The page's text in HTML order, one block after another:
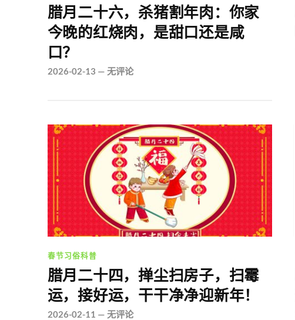
腊月二十六，杀猪割年肉：你家
今晚的红烧肉，是甜口还是咸
口？
2026-02-13 — 无评论
春节习俗科普
腊月二十四，掸尘扫房子，扫霉
运，接好运，干干净净迎新年！
2026-02-11 — 无评论